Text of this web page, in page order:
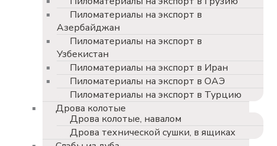
Пиломатериалы на экспорт в
Азербайджан
Пиломатериалы на экспорт в
Узбекистан
Пиломатериалы на экспорт в Иран
Пиломатериалы на экспорт в ОАЭ
Пиломатериалы на экспорт в Турцию
Дрова колотые
Дрова колотые, навалом
Дрова технической сушки, в ящиках